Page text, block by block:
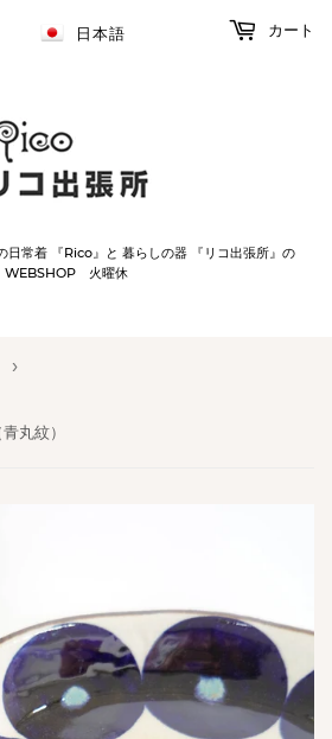
日常着 『Rico』と 暮らしの器 『リコ出張所』の
WEBSHOP 火曜休
日本語 カート
›
丸紋）